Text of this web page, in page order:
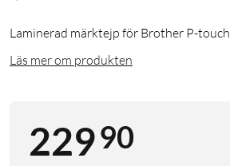
Laminerad märktejp för Brother P-touch
Läs mer om produkten
22990